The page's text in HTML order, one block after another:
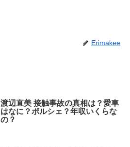
Erimakee
渡辺直美 接触事故の真相は？愛車
はなに？ポルシェ？年収いくらな
の？